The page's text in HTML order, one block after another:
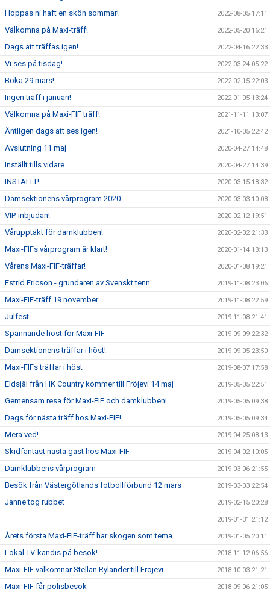
Hoppas ni haft en skön sommar! 2022-08-05 17:11
Välkomna på Maxi-träff! 2022-05-20 16:21
Dags att träffas igen! 2022-04-16 22:33
Vi ses på tisdag! 2022-03-24 05:22
Boka 29 mars! 2022-02-15 22:03
Ingen träff i januari! 2022-01-05 13:24
Välkomna på Maxi-FIF träff! 2021-11-11 13:07
Äntligen dags att ses igen! 2021-10-05 22:42
Avslutning 11 maj 2020-04-27 14:48
Inställt tills vidare 2020-04-27 14:39
INSTÄLLT! 2020-03-15 18:32
Damsektionens vårprogram 2020 2020-03-03 10:08
VIP-inbjudan! 2020-02-12 19:51
Vårupptakt för damklubben! 2020-02-02 21:33
Maxi-FIFs vårprogram är klart! 2020-01-14 13:13
Vårens Maxi-FIF-träffar! 2020-01-08 19:21
Estrid Ericson - grundaren av Svenskt tenn 2019-11-08 23:06
Maxi-FIF-träff 19 november 2019-11-08 22:59
Julfest 2019-11-08 21:41
Spännande höst för Maxi-FIF 2019-09-09 22:32
Damsektionens träffar i höst! 2019-09-05 23:50
Maxi-FIFs träffar i höst 2019-08-07 17:58
Eldsjäl från HK Country kommer till Fröjevi 14 maj 2019-05-05 22:51
Gemensam resa för Maxi-FIF och damklubben! 2019-05-05 09:38
Dags för nästa träff hos Maxi-FIF! 2019-05-05 09:34
Mera ved! 2019-04-25 08:13
Skidfantast nästa gäst hos Maxi-FIF 2019-04-02 10:05
Damklubbens vårprogram 2019-03-06 21:55
Besök från Västergötlands fotbollförbund 12 mars 2019-03-03 22:54
Janne tog rubbet 2019-02-15 20:28
2019-01-31 21:12
Årets första Maxi-FIF-träff har skogen som tema 2019-01-05 20:11
Lokal TV-kändis på besök! 2018-11-12 06:56
Maxi-FIF välkomnar Stellan Rylander till Fröjevi 2018-10-03 21:21
Maxi-FIF får polisbesök 2018-09-06 21:05